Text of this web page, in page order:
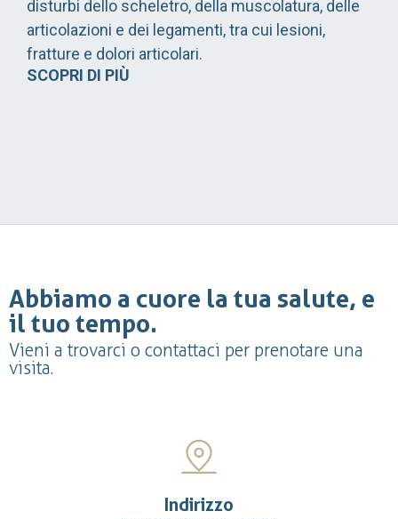
disturbi dello scheletro, della muscolatura, delle
articolazioni e dei legamenti, tra cui lesioni,
fratture e dolori articolari.
SCOPRI DI PIÙ
Abbiamo a cuore la tua salute, e
il tuo tempo.
Vieni a trovarci o contattaci per prenotare una
visita.
Indirizzo